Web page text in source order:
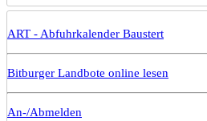
ART - Abfuhrkalender Baustert
Bitburger Landbote online lesen
An-/Abmelden